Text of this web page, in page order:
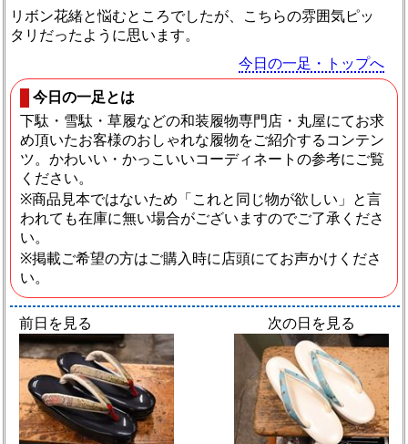
リボン花緒と悩むところでしたが、こちらの雰囲気ピッ
タリだったように思います。
今日の一足・トップへ
今日の一足とは
下駄・雪駄・草履などの和装履物専門店・丸屋にてお求
め頂いたお客様のおしゃれな履物をご紹介するコンテン
ツ。かわいい・かっこいいコーディネートの参考にご覧
ください。
※商品見本ではないため「これと同じ物が欲しい」と言
われても在庫に無い場合がございますのでご了承くださ
い。
※掲載ご希望の方はご購入時に店頭にてお声かけくださ
い。
前日を見る 次の日を見る